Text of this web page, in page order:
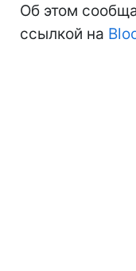
Об этом
ссылкой на